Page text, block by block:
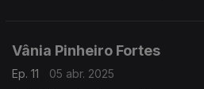
Vânia Pinheiro Fortes
Ep. 11
05 abr. 2025